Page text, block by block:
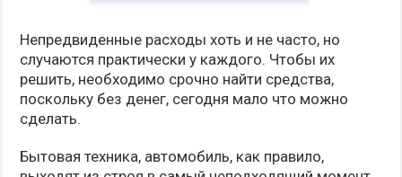
Непредвиденные расходы хоть и не часто, но
случаются практически у каждого. Чтобы их
решить, необходимо срочно найти средства,
поскольку без денег, сегодня мало что можно
сделать.
Бытовая техника, автомобиль, как правило,